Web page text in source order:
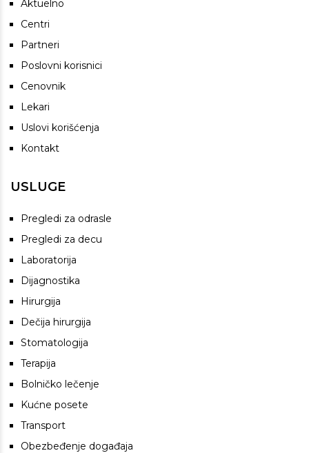
Aktuelno
Centri
Partneri
Poslovni korisnici
Cenovnik
Lekari
Uslovi korišćenja
Kontakt
USLUGE
Pregledi za odrasle
Pregledi za decu
Laboratorija
Dijagnostika
Hirurgija
Dečija hirurgija
Stomatologija
Terapija
Bolničko lečenje
Kućne posete
Transport
Obezbeđenje događaja